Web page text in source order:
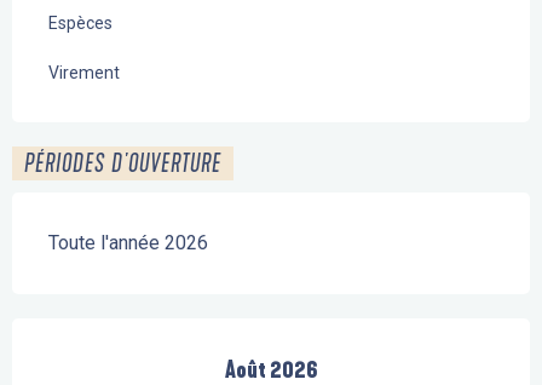
Espèces
Virement
PÉRIODES D'OUVERTURE
Toute l'année 2026
Août 2026